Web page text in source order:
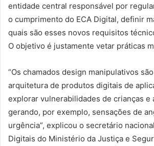
entidade central responsável por
o cumprimento do ECA Digital, definir
quais são esses novos requisitos
O objetivo é justamente vetar práticas
“Os chamados design manipulativos
arquitetura de produtos digitais de
explorar vulnerabilidades de crianças e
gerando, por exemplo, sensações de
urgência”, explicou o secretário
Digitais do Ministério da Justiça e